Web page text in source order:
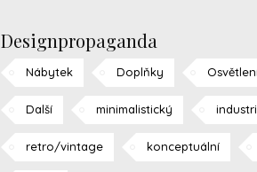
Designpropaganda
Nábytek Doplňky
Další minimalistický
retro/vintage konceptuální